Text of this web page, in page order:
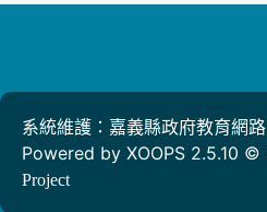
系統維護：嘉義縣政府教育網
Powered by XOOPS 2.5.10
Project